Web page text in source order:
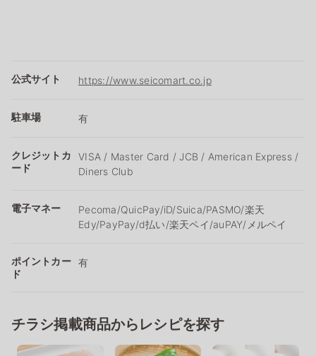
公式サイト https://www.seicomart.co.jp
駐車場 有
クレジットカ
ード
VISA / Master Card / JCB / American Express /
Diners Club
電子マネー
Pecoma/QuicPay/iD/Suica/PASMO/楽天
Edy/PayPay/d払い/楽天ペイ/auPAY/メルペイ
ポイントカー
ド
有
チラシ掲載商品からレシピを探す